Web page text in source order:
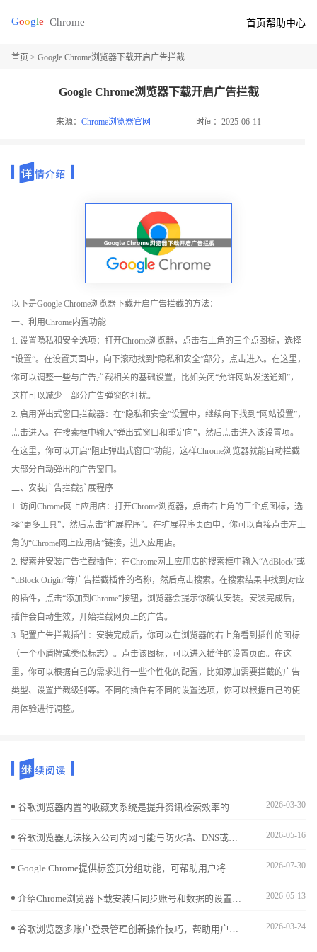
首页帮助中心
首页 > Google Chrome浏览器下载开启广告拦截
Google Chrome浏览器下载开启广告拦截
来源：Chrome浏览器官网 时间：2025-06-11
以下是Google Chrome浏览器下载开启广告拦截的方法：
一、利用Chrome内置功能
1. 设置隐私和安全选项：打开Chrome浏览器，点击右上角的三个点图标，选择
“设置”。在设置页面中，向下滚动找到“隐私和安全”部分，点击进入。在这里，
你可以调整一些与广告拦截相关的基础设置，比如关闭“允许网站发送通知”，
这样可以减少一部分广告弹窗的打扰。
2. 启用弹出式窗口拦截器：在“隐私和安全”设置中，继续向下找到“网站设置”，
点击进入。在搜索框中输入“弹出式窗口和重定向”，然后点击进入该设置项。
在这里，你可以开启“阻止弹出式窗口”功能，这样Chrome浏览器就能自动拦截
大部分自动弹出的广告窗口。
二、安装广告拦截扩展程序
1. 访问Chrome网上应用店：打开Chrome浏览器，点击右上角的三个点图标，选
择“更多工具”，然后点击“扩展程序”。在扩展程序页面中，你可以直接点击左上
角的“Chrome网上应用店”链接，进入应用店。
2. 搜索并安装广告拦截插件：在Chrome网上应用店的搜索框中输入“AdBlock”或
“uBlock Origin”等广告拦截插件的名称，然后点击搜索。在搜索结果中找到对应
的插件，点击“添加到Chrome”按钮，浏览器会提示你确认安装。安装完成后，
插件会自动生效，开始拦截网页上的广告。
3. 配置广告拦截插件：安装完成后，你可以在浏览器的右上角看到插件的图标
（一个小盾牌或类似标志）。点击该图标，可以进入插件的设置页面。在这
里，你可以根据自己的需求进行一些个性化的配置，比如添加需要拦截的广告
类型、设置拦截级别等。不同的插件有不同的设置选项，你可以根据自己的使
用体验进行调整。
2026-03-30
2026-05-16
2026-07-30
2026-05-13
2026-03-24